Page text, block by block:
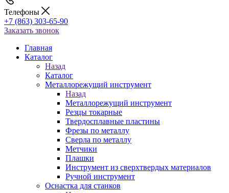
Телефоны
+7 (863) 303-65-90
Заказать звонок
Главная
Каталог
Назад
Каталог
Металлорежущий инструмент
Назад
Металлорежущий инструмент
Резцы токарные
Твердосплавные пластины
Фрезы по металлу
Сверла по металлу
Метчики
Плашки
Инструмент из сверхтвердых материалов
Ручной инструмент
Оснастка для станков